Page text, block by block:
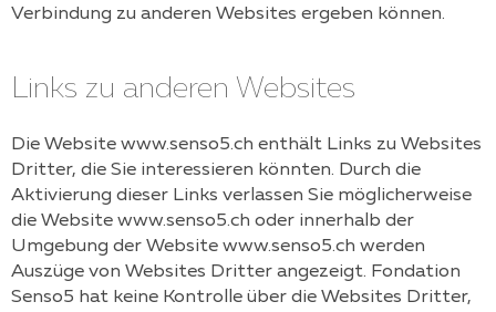
Verbindung zu anderen Websites ergeben können.
Links zu anderen Websites
Die Website www.senso5.ch enthält Links zu Websites
Dritter, die Sie interessieren könnten. Durch die
Aktivierung dieser Links verlassen Sie möglicherweise
die Website www.senso5.ch oder innerhalb der
Umgebung der Website www.senso5.ch werden
Auszüge von Websites Dritter angezeigt. Fondation
Senso5 hat keine Kontrolle über die Websites Dritter,